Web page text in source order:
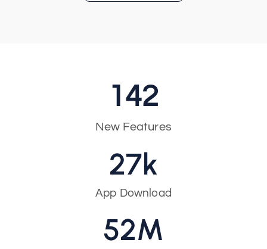
New Features
142
App Download
28k
53M